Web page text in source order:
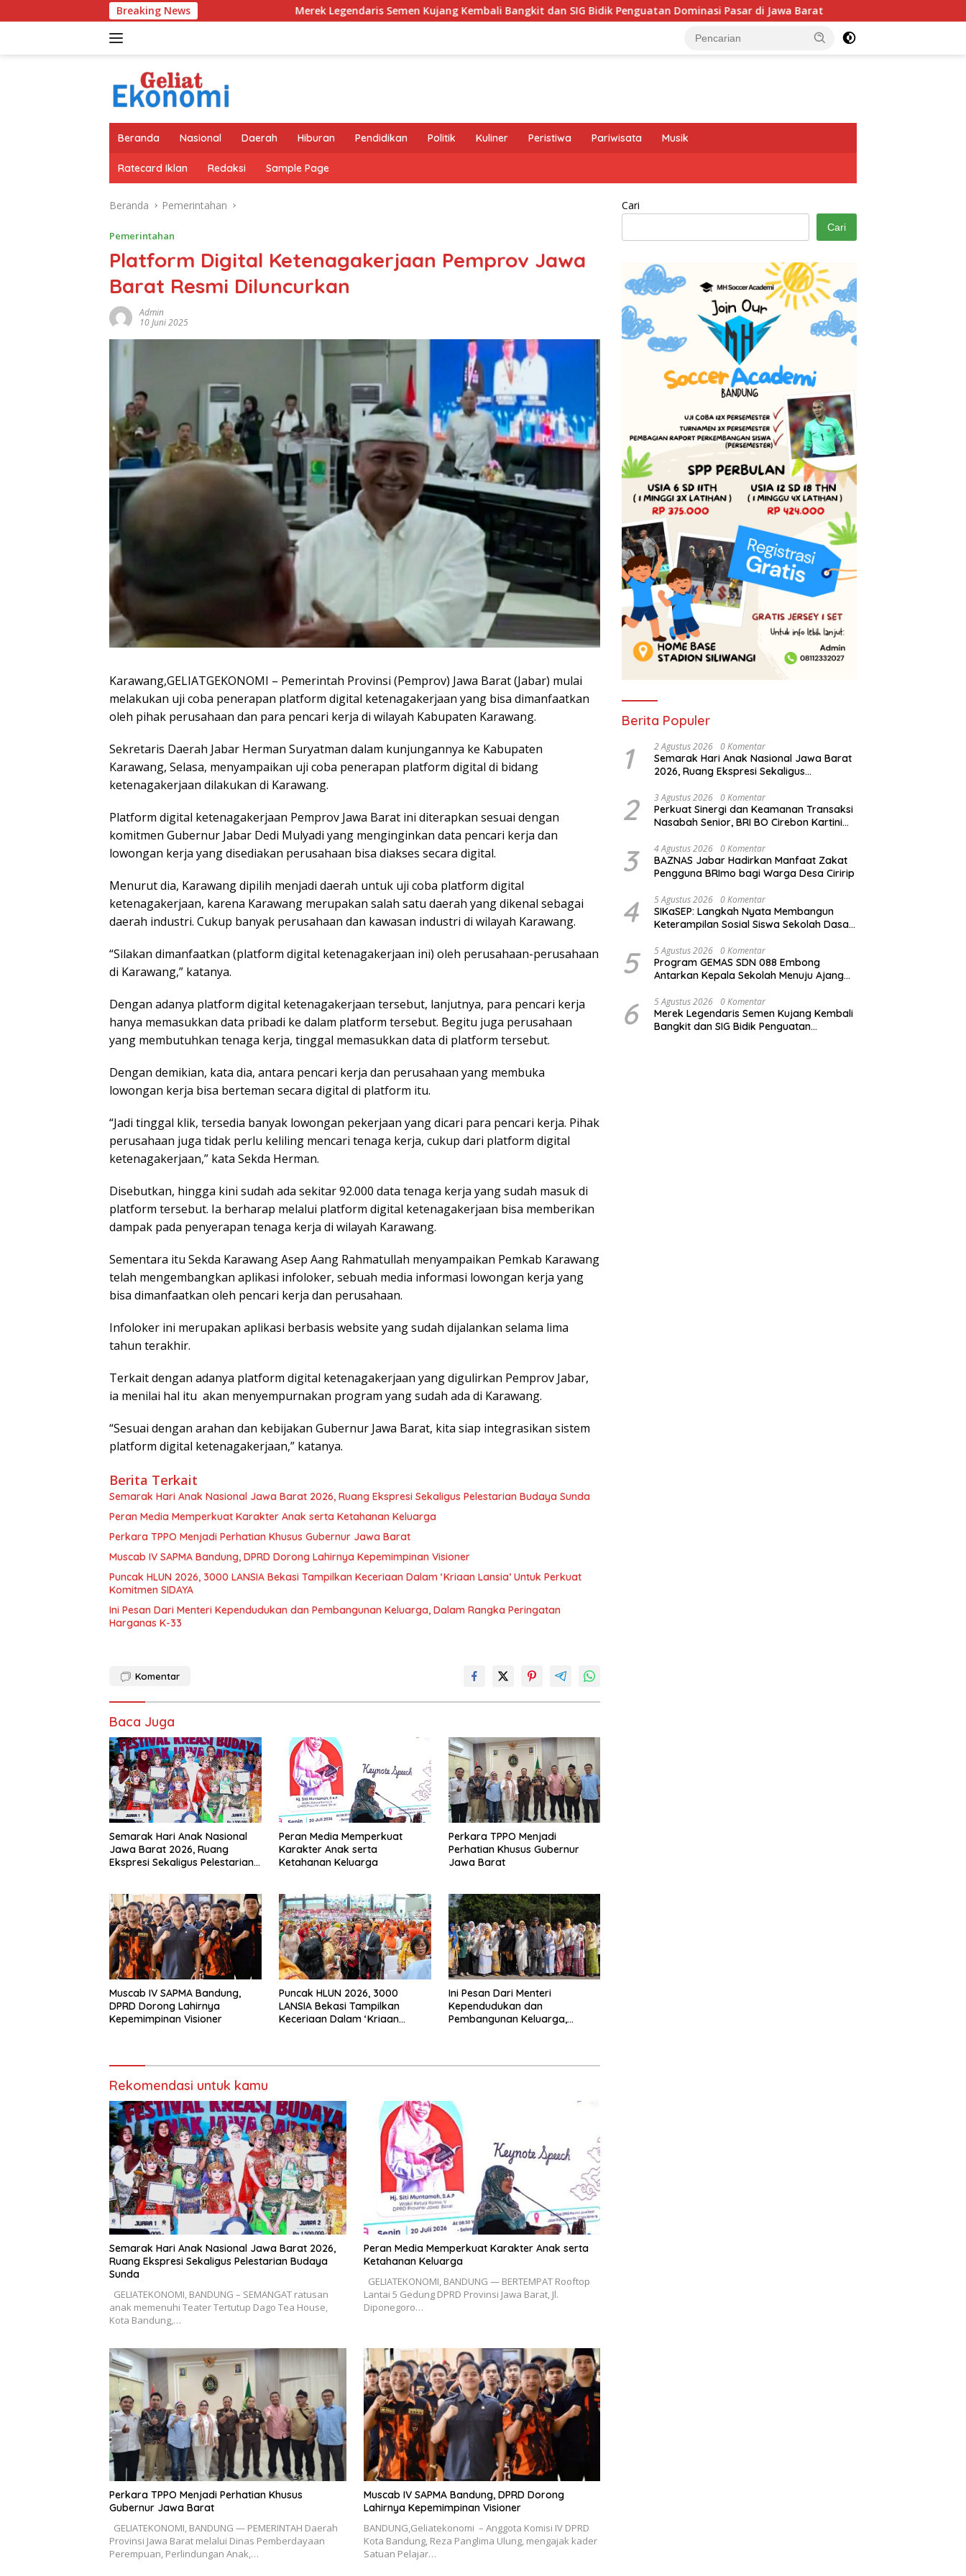
ke
Breaking NewsMerek Legendaris Semen Kujang Kembali Bangkit dan SIG Bidik Penguatan Dominasi Pasar di Jawa Barat Program GEMAS SDN 088 Embong
Beranda Nasional Daerah Hiburan Pendidikan Politik Kuliner Peristiwa Pariwisata Musik
Ratecard Iklan Redaksi Sample Page
Beranda Pemerintahan
Pemerintahan
Platform Digital Ketenagakerjaan Pemprov Jawa
Barat Resmi Diluncurkan
Admin
10 Juni 2025
Karawang,GELIATGEKONOMI – Pemerintah Provinsi (Pemprov) Jawa Barat (Jabar) mulai
melakukan uji coba penerapan platform digital ketenagakerjaan yang bisa dimanfaatkan
oleh pihak perusahaan dan para pencari kerja di wilayah Kabupaten Karawang.
Sekretaris Daerah Jabar Herman Suryatman dalam kunjungannya ke Kabupaten
Karawang, Selasa, menyampaikan uji coba penerapan platform digital di bidang
ketenagakerjaan dilakukan di Karawang.
Platform digital ketenagakerjaan Pemprov Jawa Barat ini diterapkan sesuai dengan
komitmen Gubernur Jabar Dedi Mulyadi yang menginginkan data pencari kerja dan
lowongan kerja yang disediakan perusahaan bisa diakses secara digital.
Menurut dia, Karawang dipilih menjadi daerah untuk uji coba platform digital
ketenagakerjaan, karena Karawang merupakan salah satu daerah yang dikenal sebagai
daerah industri. Cukup banyak perusahaan dan kawasan industri di wilayah Karawang.
“Silakan dimanfaatkan (platform digital ketenagakerjaan ini) oleh perusahaan-perusahaan
di Karawang,” katanya.
Dengan adanya platform digital ketenagakerjaan tersebut, lanjutnya, para pencari kerja
hanya memasukkan data pribadi ke dalam platform tersebut. Begitu juga perusahaan
yang membutuhkan tenaga kerja, tinggal memasukkan data di platform tersebut.
Dengan demikian, kata dia, antara pencari kerja dan perusahaan yang membuka
lowongan kerja bisa berteman secara digital di platform itu.
“Jadi tinggal klik, tersedia banyak lowongan pekerjaan yang dicari para pencari kerja. Pihak
perusahaan juga tidak perlu keliling mencari tenaga kerja, cukup dari platform digital
ketenagakerjaan,” kata Sekda Herman.
Disebutkan, hingga kini sudah ada sekitar 92.000 data tenaga kerja yang sudah masuk di
platform tersebut. Ia berharap melalui platform digital ketenagakerjaan bisa memberikan
dampak pada penyerapan tenaga kerja di wilayah Karawang.
Sementara itu Sekda Karawang Asep Aang Rahmatullah menyampaikan Pemkab Karawang
telah mengembangkan aplikasi infoloker, sebuah media informasi lowongan kerja yang
bisa dimanfaatkan oleh pencari kerja dan perusahaan.
Infoloker ini merupakan aplikasi berbasis website yang sudah dijalankan selama lima
tahun terakhir.
Terkait dengan adanya platform digital ketenagakerjaan yang digulirkan Pemprov Jabar,
ia menilai hal itu akan menyempurnakan program yang sudah ada di Karawang.
“Sesuai dengan arahan dan kebijakan Gubernur Jawa Barat, kita siap integrasikan sistem
platform digital ketenagakerjaan,” katanya.
Berita Terkait
Semarak Hari Anak Nasional Jawa Barat 2026, Ruang Ekspresi Sekaligus Pelestarian Budaya Sunda
Peran Media Memperkuat Karakter Anak serta Ketahanan Keluarga
Perkara TPPO Menjadi Perhatian Khusus Gubernur Jawa Barat
Muscab IV SAPMA Bandung, DPRD Dorong Lahirnya Kepemimpinan Visioner
Puncak HLUN 2026, 3000 LANSIA Bekasi Tampilkan Keceriaan Dalam ‘Kriaan Lansia’ Untuk Perkuat
Komitmen SIDAYA
Ini Pesan Dari Menteri Kependudukan dan Pembangunan Keluarga, Dalam Rangka Peringatan
Harganas K-33
Komentar
Baca Juga
Semarak Hari Anak Nasional
Jawa Barat 2026, Ruang
Ekspresi Sekaligus Pelestarian
Peran Media Memperkuat
Karakter Anak serta
Ketahanan Keluarga
Perkara TPPO Menjadi
Perhatian Khusus Gubernur
Jawa Barat
Muscab IV SAPMA Bandung,
DPRD Dorong Lahirnya
Kepemimpinan Visioner
Puncak HLUN 2026, 3000
LANSIA Bekasi Tampilkan
Keceriaan Dalam ‘Kriaan
Ini Pesan Dari Menteri
Kependudukan dan
Pembangunan Keluarga,
Rekomendasi untuk kamu
Semarak Hari Anak Nasional Jawa Barat 2026,
Ruang Ekspresi Sekaligus Pelestarian Budaya
Sunda
GELIATEKONOMI, BANDUNG – SEMANGAT ratusan
anak memenuhi Teater Tertutup Dago Tea House,
Kota Bandung,…
Peran Media Memperkuat Karakter Anak serta
Ketahanan Keluarga
GELIATEKONOMI, BANDUNG — BERTEMPAT Rooftop
Lantai 5 Gedung DPRD Provinsi Jawa Barat, Jl.
Diponegoro…
Perkara TPPO Menjadi Perhatian Khusus
Gubernur Jawa Barat
GELIATEKONOMI, BANDUNG — PEMERINTAH Daerah
Provinsi Jawa Barat melalui Dinas Pemberdayaan
Perempuan, Perlindungan Anak,…
Muscab IV SAPMA Bandung, DPRD Dorong
Lahirnya Kepemimpinan Visioner
BANDUNG,Geliatekonomi – Anggota Komisi IV DPRD
Kota Bandung, Reza Panglima Ulung, mengajak kader
Satuan Pelajar…
Cari
Cari
Berita Populer
1 2 Agustus 2026 0 Komentar
Semarak Hari Anak Nasional Jawa Barat
2026, Ruang Ekspresi Sekaligus
2 3 Agustus 2026 0 Komentar
Perkuat Sinergi dan Keamanan Transaksi
Nasabah Senior, BRI BO Cirebon Kartini
3 4 Agustus 2026 0 Komentar
BAZNAS Jabar Hadirkan Manfaat Zakat
Pengguna BRImo bagi Warga Desa Ciririp
4 5 Agustus 2026 0 Komentar
SIKaSEP: Langkah Nyata Membangun
Keterampilan Sosial Siswa Sekolah Dasar
5 5 Agustus 2026 0 Komentar
Program GEMAS SDN 088 Embong
Antarkan Kepala Sekolah Menuju Ajang
Barat 2026
6 5 Agustus 2026 0 Komentar
Merek Legendaris Semen Kujang Kembali
Bangkit dan SIG Bidik Penguatan